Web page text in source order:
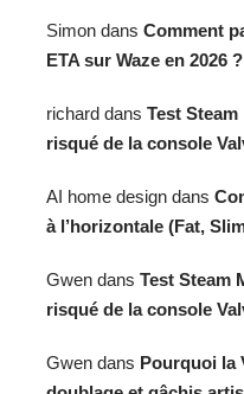
Simon dans Comment
ETA sur Waze en 2026 ?
richard dans Test
risqué de la console
AI home design dans
à l’horizontale (Fat,
Gwen dans Test Steam
risqué de la console
Gwen dans Pourquoi la